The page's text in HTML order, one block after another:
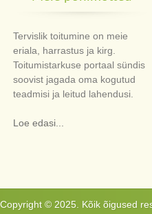
Tervislik toitumine on meie
eriala, harrastus ja kirg.
Toitumistarkuse portaal sündis
soovist jagada oma kogutud
teadmisi ja leitud lahendusi.
Loe edasi...
Copyright © 2025. Kõik õigused